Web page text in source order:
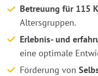
Betreuung für 115
Altersgruppen.
Erlebnis- und
eine optimale
Förderung von